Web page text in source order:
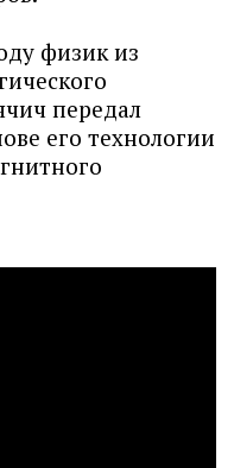
физик из
передал
его технологии